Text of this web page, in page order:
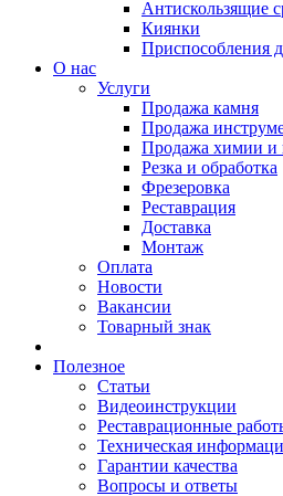
Антискользящие
Киянки
Приспособления
О нас
Услуги
Продажа камня
Продажа
Продажа химии и
Резка и обработка
Фрезеровка
Реставрация
Доставка
Монтаж
Оплата
Новости
Вакансии
Товарный знак
Полезное
Статьи
Видеоинструкции
Реставрационные
Техническая
Гарантии качества
Вопросы и ответы